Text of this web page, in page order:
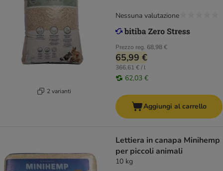
2 varianti
Prezzo reg. 68,98 €
65,99 €
366,61 € / l
62,03 €
Nessuna valutazione
Aggiungi al carrello
Lettiera in canapa Minihemp
per piccoli animali
10 kg